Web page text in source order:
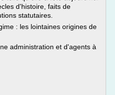
d'histoire, faits de
statutaires.
: les lointaines origines de
administration et d'agents à